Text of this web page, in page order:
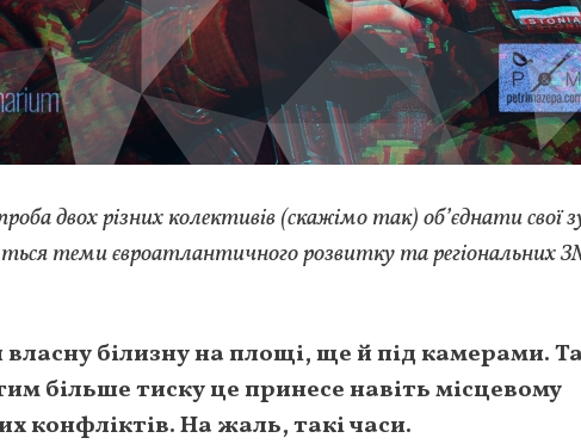
двох різних колективів (скажімо так) об’єднати свої
теми євроатлантичного розвитку та регіональних
власну білизну на площі, ще й під камерами.
більше тиску це принесе навіть місцевому
конфліктів. На жаль, такі часи.